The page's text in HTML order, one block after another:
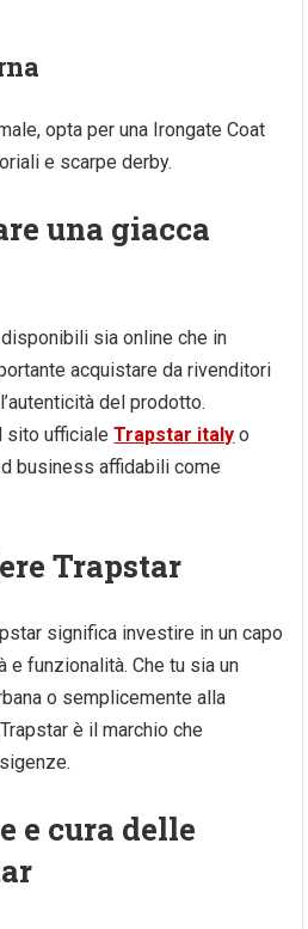
opta per una Irongate Coat
e scarpe derby.
una giacca
sia online che in
acquistare da rivenditori
del prodotto.
sito ufficialeTrapstar italy o
business affidabili come
Trapstar
significa investire in un capo
e funzionalità. Che tu sia un
o semplicemente alla
è il marchio che
e cura delle